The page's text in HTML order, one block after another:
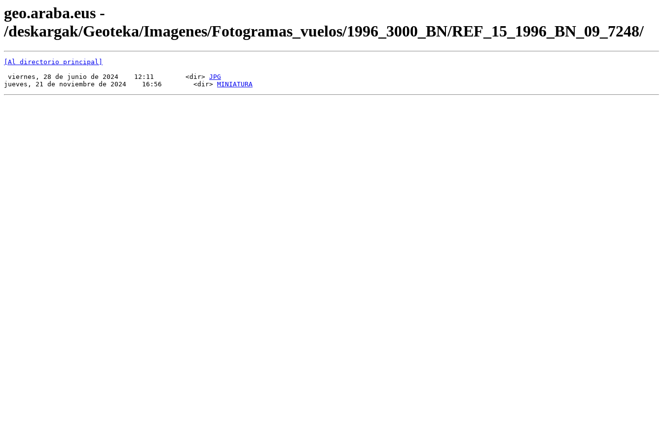
geo.araba.eus -
/deskargak/Geoteka/Imagenes/Fotogramas_vuelos/1996_3000_BN/REF_15_1996_BN_09_7248/
[Al directorio principal]
viernes, 28 de junio de 2024    12:11        <dir> JPG
jueves, 21 de noviembre de 2024    16:56        <dir> MINIATURA